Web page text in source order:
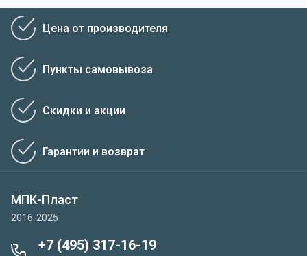
Цена от производителя
Пункты самовывоза
Скидки и акции
Гарантии и возврат
МПК-Пласт
2016-2025
+7 (495) 317-16-19